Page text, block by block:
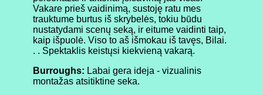
Vakare prieš vaidinimą, sustoję ratu mes
trauktume burtus iš skrybelės, tokiu būdu
nustatydami scenų seką, ir eitume vaidinti taip,
kaip išpuolė. Viso to aš išmokau iš tavęs, Bilai.
. . Spektaklis keistųsi kiekvieną vakarą.
Burroughs: Labai gera ideja - vizualinis
montažas atsitiktine seka.